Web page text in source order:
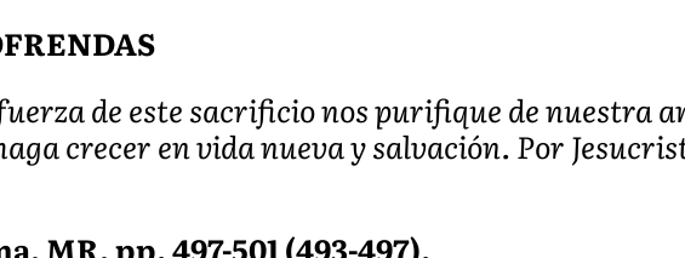
de este sacrificio nos purifique de nuestra
crecer en vida nueva y salvación. Por
MR, pp. 497-501 (493-497).